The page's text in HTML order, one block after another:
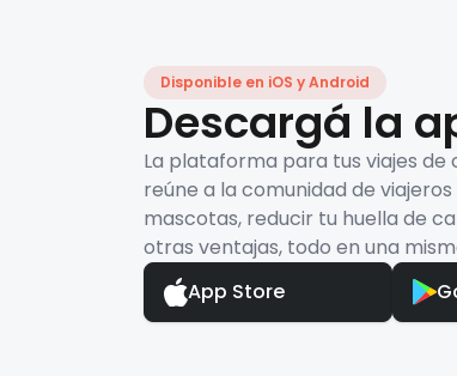
Disponible en iOS y Android
Descargá la
La plataforma para tus viajes de
reúne a la comunidad de
mascotas, reducir tu huella de
otras ventajas, todo en una
App Store